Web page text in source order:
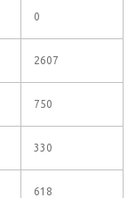
0
2607
750
330
618